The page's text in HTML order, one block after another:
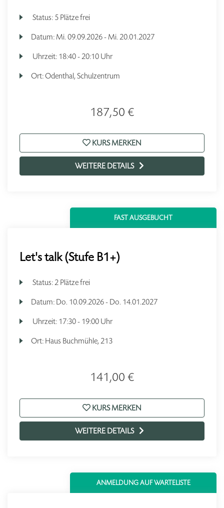
Status: 5 Plätze frei
Datum: Mi. 09.09.2026 - Mi. 20.01.2027
Uhrzeit: 18:40 - 20:10 Uhr
Ort:Odenthal, Schulzentrum
187,50 €
KURS MERKEN
WEITERE DETAILS
FAST AUSGEBUCHT
Let's talk (Stufe B1+)
Status:2 Plätze frei
Datum: Do. 10.09.2026 - Do. 14.01.2027
Uhrzeit: 17:30 - 19:00 Uhr
Ort: Haus Buchmühle, 213
141,00 €
KURS MERKEN
WEITERE DETAILS
ANMELDUNG AUF WARTELISTE